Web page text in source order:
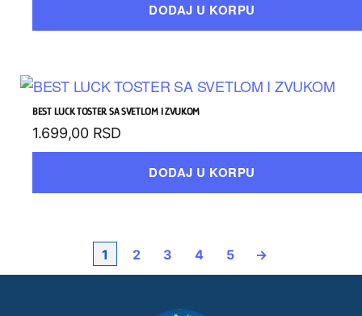
DODAJ U KORPU
BEST LUCK TOSTER SA SVETLOM I ZVUKOM
1.699,00 RSD
DODAJ U KORPU
1 2 3 4 5 →